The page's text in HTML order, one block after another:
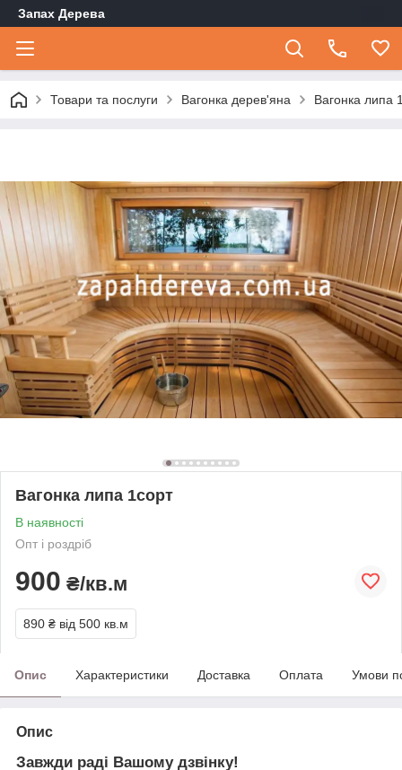
Запах Дерева
Товари та послуги Вагонка дерев'яна Вагонка липа
Вагонка липа 1сорт
В наявності
Опт і роздріб
900 ₴/кв.м
890 ₴ від 500 кв.м
Опис Характеристики Доставка Оплата Умови
Опис
Завжди раді Вашому дзвінку!